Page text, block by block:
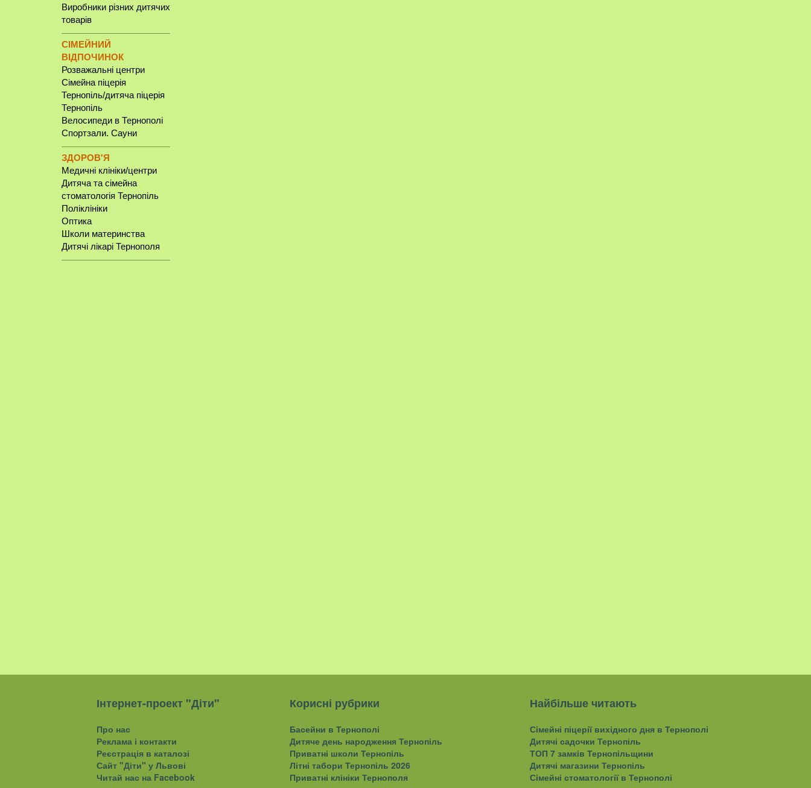
Виробники різних дитячих
товарів
СІМЕЙНИЙ
ВІДПОЧИНОК
Розважальні центри
Сімейна піцерія
Тернопіль/дитяча піцерія
Тернопіль
Велосипеди в Тернополі
Спортзали. Сауни
ЗДОРОВ'Я
Медичні клініки/центри
Дитяча та сімейна
стоматологія Тернопіль
Поліклініки
Оптика
Школи материнства
Дитячі лікарі Тернополя
Інтернет-проект "Діти"
Про нас
Реклама і контакти
Реєстрація в каталозі
Сайт "Діти" у Львові
Читай нас на Facebook
Корисні рубрики
Басейни в Тернополі
Дитяче день народження Тернопіль
Приватні школи Тернопіль
Літні табори Тернопіль 2026
Приватні клініки Тернополя
Найбільше читають
Сімейні піцерії вихідного дня в Тернополі
Дитячі садочки Тернопіль
ТОП 7 замків Тернопільщини
Дитячі магазини Тернопіль
Сімейні стоматології в Тернополі